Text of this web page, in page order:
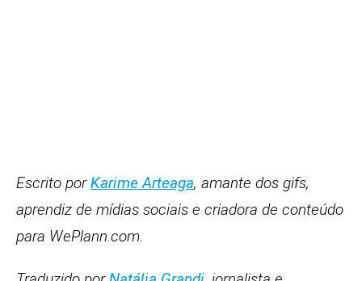
Escrito porKarime Arteaga, amante dos gifs,
aprendiz de mídias sociais e criadora de conteúdo
para WePlann.com.